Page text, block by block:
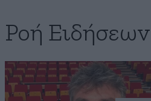
Ροή Ειδήσεων